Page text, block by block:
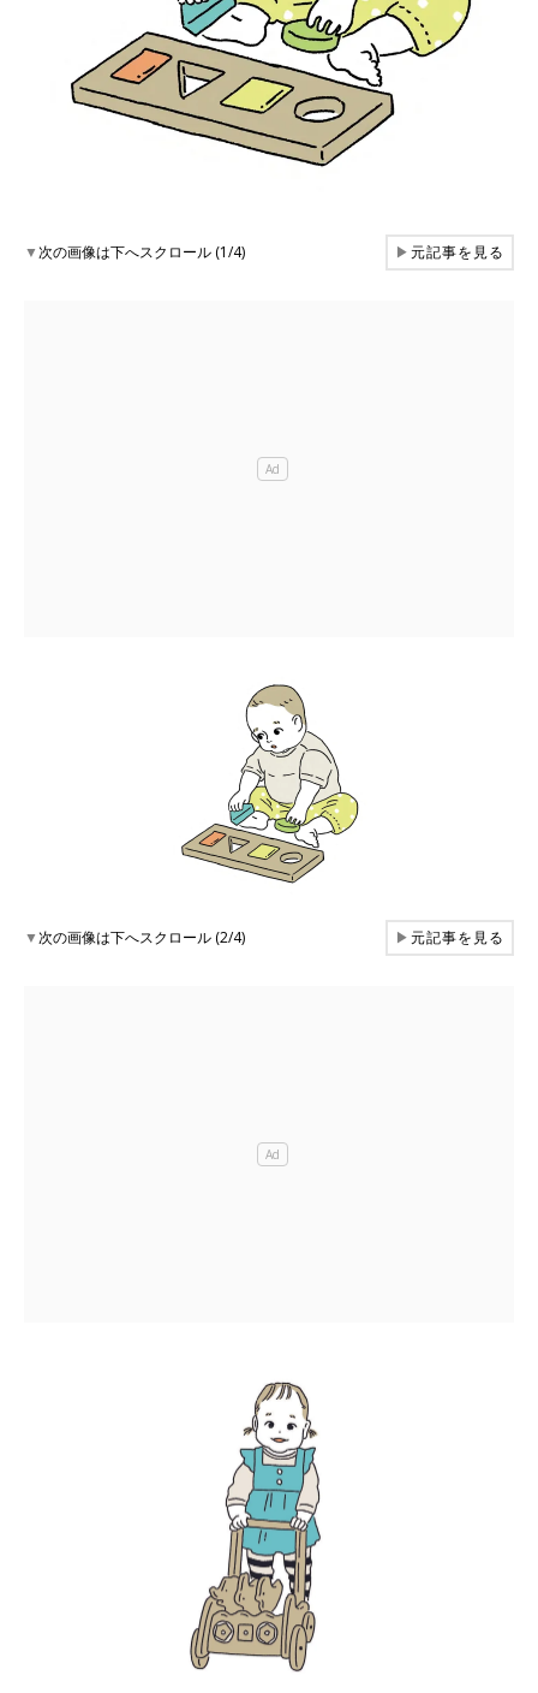
▼次の画像は下へスクロール (1/4) ▶元記事を見る
▼次の画像は下へスクロール (2/4) ▶元記事を見る